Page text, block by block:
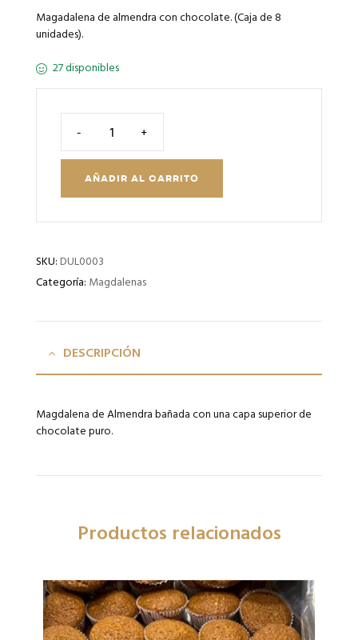
Magadalena de almendra con chocolate. (Caja de 8
unidades).
27 disponibles
- +
AÑADIR AL CARRITO
SKU:DUL0003
Categoría: Magdalenas
DESCRIPCIÓN
Magdalena de Almendra bañada con una capa superior de
chocolate puro.
Productos relacionados